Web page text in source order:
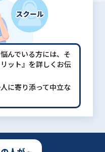
んでいる方には、 そ
ット』を詳しくお伝
に寄り添って中立な